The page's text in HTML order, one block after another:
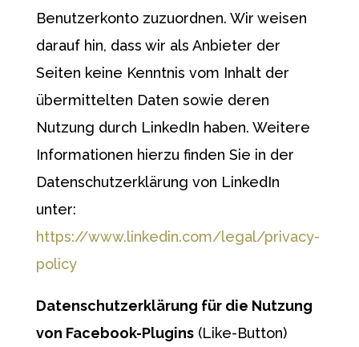
Benutzerkonto zuzuordnen. Wir weisen
darauf hin, dass wir als Anbieter der
Seiten keine Kenntnis vom Inhalt der
übermittelten Daten sowie deren
Nutzung durch LinkedIn haben. Weitere
Informationen hierzu finden Sie in der
Datenschutzerklärung von LinkedIn
unter:
https://www.linkedin.com/legal/privacy-
policy
Datenschutzerklärung für die Nutzung
von Facebook-Plugins(Like-Button)